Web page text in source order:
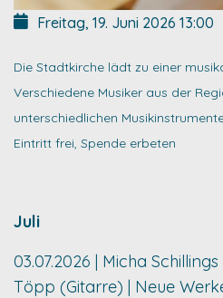
Freitag, 19. Juni 2026 13:00
Die Stadtkirche lädt zu einer
Verschiedene Musiker aus der
unterschiedlichen
Eintritt frei, Spende erbeten
Juli
03.07.2026 | Micha
Töpp (Gitarre) | Neue